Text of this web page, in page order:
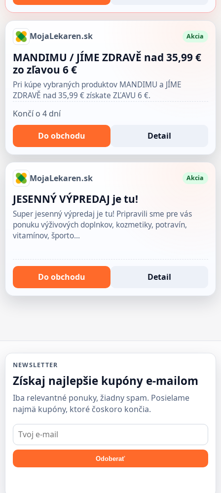
MojaLekaren.sk Akcia
MANDIMU / JÍME ZDRAVĚ nad 35,99 €
zo zľavou 6 €
Pri kúpe vybraných produktov MANDIMU a JÍME
ZDRAVĚ nad 35,99 € získate ZĽAVU 6 €.
Končí o 4 dní
Do obchodu Detail
MojaLekaren.sk Akcia
JESENNÝ VÝPREDAJ je tu!
Super jesenný výpredaj je tu! Pripravili sme pre vás
ponuku výživových doplnkov, kozmetiky, potravín,
vitamínov, športo…
Do obchodu Detail
NEWSLETTER
Získaj najlepšie kupóny e-mailom
Iba relevantné ponuky, žiadny spam. Posielame
najmä kupóny, ktoré čoskoro končia.
E-
mail
Odoberať